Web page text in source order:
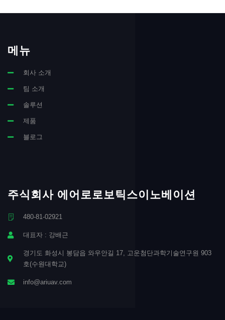
주식회사 에어로로보틱스이노베이션
480-81-02921
대표자 : 강배근
경기도 화성시 봉담읍 와우안길 17, 고운첨단과학기술연구원 903
호(수원대학교)
info@ariuav.com
메뉴
회사 소개
팀 소개
솔루션
제품
블로그